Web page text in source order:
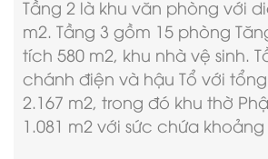
Tầng 2 là khu văn phòng với
m2. Tầng 3 gồm 15 phòng
tích 580 m2, khu nhà vệ sinh.
chánh điện và hậu Tổ với
2.167 m2, trong đó khu thờ
1.081 m2 với sức chứa khoảng